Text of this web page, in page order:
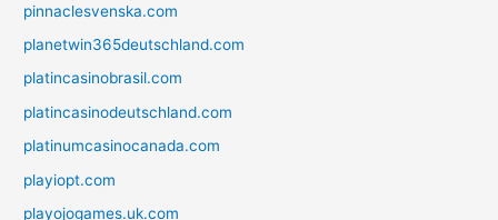
pinnaclesvenska.com
planetwin365deutschland.com
platincasinobrasil.com
platincasinodeutschland.com
platinumcasinocanada.com
playiopt.com
playojogames.uk.com